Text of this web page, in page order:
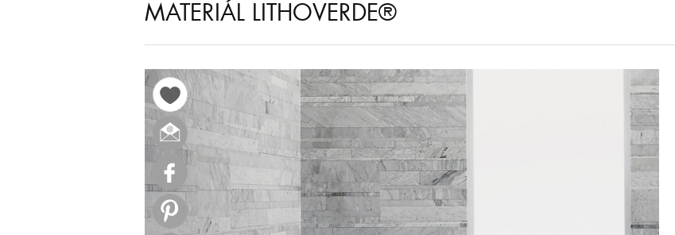
MATERIÁL LITHOVERDE®